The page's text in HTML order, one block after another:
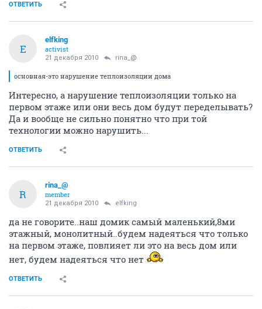
ОТВЕТИТЬ
E
elfking
activist
21 декабря 2010 rina_@
основная-это нарушение теплоизоляции дома
Интересно, а нарушение теплоизоляции только на
первом этаже или они весь дом будут переделывать?
Да и вообще не сильно понятно что при той
технологии можно нарушить...
ОТВЕТИТЬ
R
rina_@
member
21 декабря 2010 elfking
да не говорите..наш домик самый маленький,8ми
этажный, монолитный..будем надеяться что только
на первом этаже, повлияет ли это на весь дом или
нет, будем надеяться что нет
ОТВЕТИТЬ